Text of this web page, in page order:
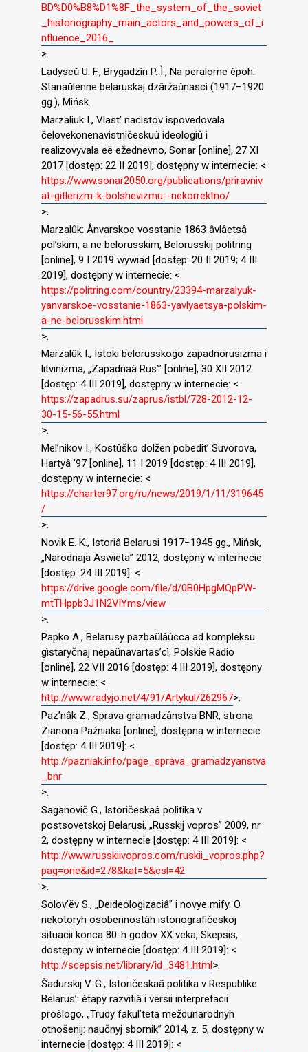
BD%D0%B8%D1%8F_the_system_of_the_soviet
_historiography_main_actors_and_powers_of_i
nfluence_2016_
>.
Ladyseǔ U. F., Brygadzìn P. Ì., Na peralome èpoh:
Stanaǔlenne belaruskaj dzâržaǔnascì (1917−1920
gg.), Mińsk.
Marzaliuk I., Vlast’ nacistov ispovedovala
čelovekonenavistničeskuû ideologiû i
realizovyvala eë ežednevno, Sonar [online], 27 XI
2017 [dostęp: 22 II 2019], dostępny w internecie: <
https://www.sonar2050.org/publications/priravniv
at-gitlerizm-k-bolshevizmu--nekorrektno/
>.
Marzalûk: Ânvarskoe vosstanie 1863 âvlâetsâ
pol’skim, a ne belorusskim, Belorusskij politring
[online], 9 I 2019 wywiad [dostęp: 20 II 2019; 4 III
2019], dostępny w internecie: <
https://politring.com/country/23394-marzalyuk-
yanvarskoe-vosstanie-1863-yavlyaetsya-polskim-
a-ne-belorusskim.html
>.
Marzalûk I., Istoki belorusskogo zapadnorusizma i
litvinizma, „Zapadnaâ Rus’” [online], 30 XII 2012
[dostęp: 4 III 2019], dostępny w internecie: <
https://zapadrus.su/zaprus/istbl/728-2012-12-
30-15-56-55.html
>.
Mel’nikov I., Kostûško dolžen pobedit’ Suvorova,
Hartyâ ’97 [online], 11 I 2019 [dostęp: 4 III 2019],
dostępny w internecie: <
https://charter97.org/ru/news/2019/1/11/319645
/
>.
Novik E. K., Istoriâ Belarusi 1917−1945 gg., Mińsk,
„Narodnaja Aswieta” 2012, dostępny w internecie
[dostęp: 24 III 2019]: <
https://drive.google.com/file/d/0B0HpgMQpPW-
mtTHppb3J1N2VlYms/view
>.
Papko A., Belarusy pazbaǔlâûcca ad kompleksu
gìstaryčnaj nepaǔnavartas’cì, Polskie Radio
[online], 22 VII 2016 [dostęp: 4 III 2019], dostępny
w internecie: <
http://www.radyjo.net/4/91/Artykul/262967>.
Paz’nâk Z., Sprava gramadzânstva BNR, strona
Zianona Paźniaka [online], dostępna w internecie
[dostęp: 4 III 2019]: <
http://pazniak.info/page_sprava_gramadzyanstva
_bnr
>.
Saganovič G., Istoričeskaâ politika v
postsovetskoj Belarusi, „Russkij vopros” 2009, nr
2, dostępny w internecie [dostęp: 4 III 2019]: <
http://www.russkiivopros.com/ruskii_vopros.php?
pag=one&id=278&kat=5&csl=42
>.
Solov’ëv S., „Deideologizaciâ” i novye mify. O
nekotoryh osobennostâh istoriografičeskoj
situacii konca 80-h godov XX veka, Skepsis,
dostępny w internecie [dostęp: 4 III 2019]: <
http://scepsis.net/library/id_3481.html>.
Šadurskij V. G., Istoričeskaâ politika v Respublike
Belarus’: ètapy razvitiâ i versii interpretacii
prošlogo, „Trudy fakul’teta meždunarodnyh
otnošenij: naučnyj sbornik” 2014, z. 5, dostępny w
internecie [dostęp: 4 III 2019]: <